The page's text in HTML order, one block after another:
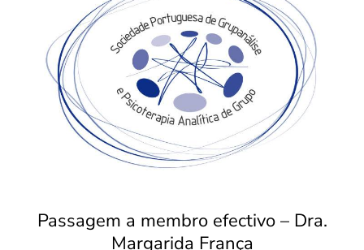
Passagem a membro efectivo – Dra.
Margarida França